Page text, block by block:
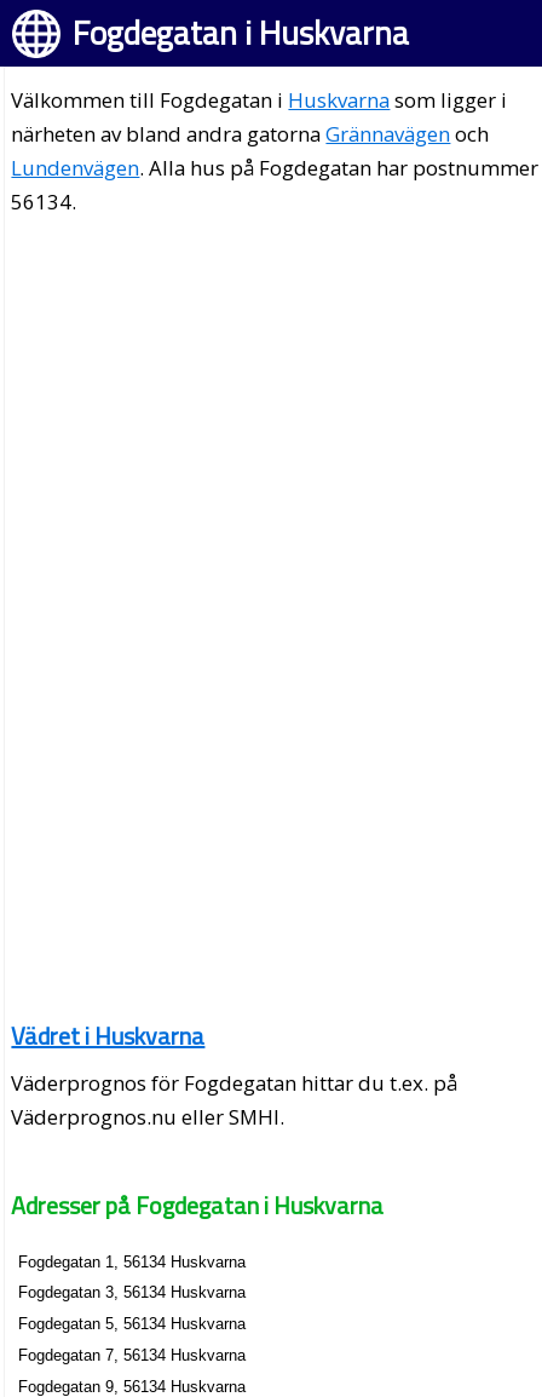
Fogdegatan i Huskvarna
Välkommen till Fogdegatan i Huskvarnasom ligger i
närheten av bland andra gatornaGrännavägenoch
Lundenvägen. Alla hus på Fogdegatan har postnummer
56134.
Vädret i Huskvarna
Väderprognos för Fogdegatan hittar du t.ex. på
Väderprognos.nu eller SMHI.
Adresser på Fogdegatan i Huskvarna
Fogdegatan 1, 56134 Huskvarna
Fogdegatan 3, 56134 Huskvarna
Fogdegatan 5, 56134 Huskvarna
Fogdegatan 7, 56134 Huskvarna
Fogdegatan 9, 56134 Huskvarna